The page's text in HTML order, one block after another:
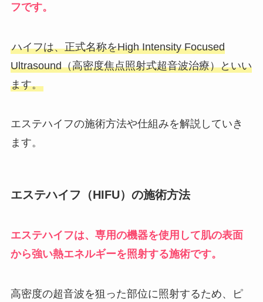
フです。
ハイフは、正式名称をHigh Intensity Focused
Ultrasound（高密度焦点照射式超音波治療）といい
ます。
エステハイフの施術方法や仕組みを解説していき
ます。
エステハイフ（HIFU）の施術方法
エステハイフは、専用の機器を使用して肌の表面
から強い熱エネルギーを照射する施術です。
高密度の超音波を狙った部位に照射するため、ピ